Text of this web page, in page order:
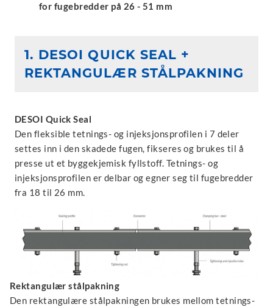
for fugebredder på 26 - 51 mm
1. DESOI QUICK SEAL +
REKTANGULÆR STÅLPAKNING
DESOI Quick Seal
Den fleksible tetnings- og injeksjonsprofilen i 7 deler
settes inn i den skadede fugen, fikseres og brukes til å
presse ut et byggekjemisk fyllstoff. Tetnings- og
injeksjonsprofilen er delbar og egner seg til fugebredder
fra 18 til 26 mm.
Rektangulær stålpakning
Den rektangulære stålpakningen brukes mellom tetnings-